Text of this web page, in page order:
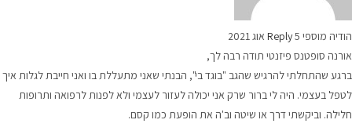
הודיה מוספי Reply5 אוג 2021
אורנה סופטנס פיזנטי תודה רבה לך,
ברגע שהתחלתי להרגיש שהגב "בוגד בי", הבנתי שאני מתעללת בו ואני חייבת לגלות איך
לטפל בעצמי. היה לי ברור שרק אני יכולה לעזור לעצמי ולא לפנות לרפואה ותרופות
חלילה. וביקשתי דרך או שיטה וב'ה את הופעת כמו קסם.